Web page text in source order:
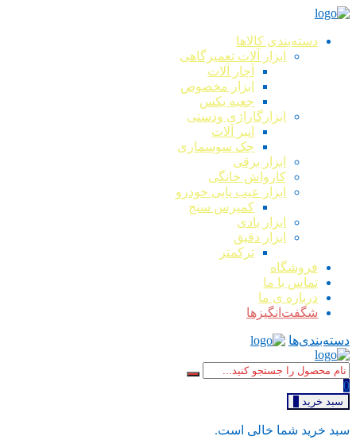
دسته‌بندی کالاها
ابزار آلات تعمیرگاهی
آچار آلات
ابزار مخصوص
جعبه بکس
ابزارگاراژی ودستی
انبر آلات
جک سوسماری
ابزار برقی
کارواش خانگی
ابزار عیب یابی خودرو
کمپرس سنج
ابزار بادی
ابزار دقیق
ترکمتر
فروشگاه
تماس با ما
درباره ی ما
شگفت‌انگیزها
دسته‌بندی‌ها
0
سبد خرید
سبد خرید شما خالی است.